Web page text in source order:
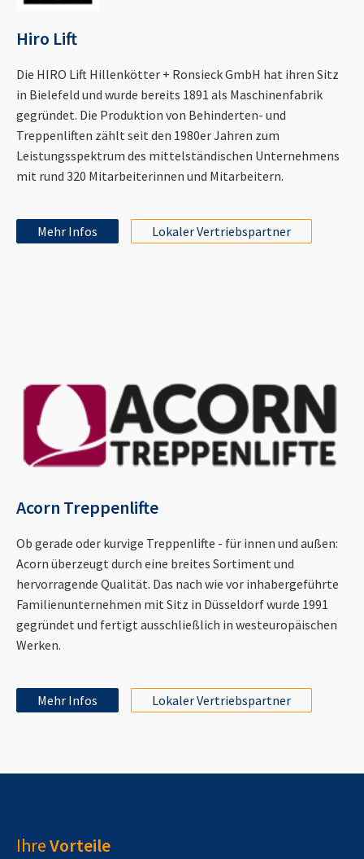
Hiro Lift
Die HIRO Lift Hillenkötter + Ronsieck GmbH hat ihren Sitz
in Bielefeld und wurde bereits 1891 als Maschinenfabrik
gegründet. Die Produktion von Behinderten- und
Treppenliften zählt seit den 1980er Jahren zum
Leistungsspektrum des mittelständischen Unternehmens
mit rund 320 Mitarbeiterinnen und Mitarbeitern.
Mehr Infos Lokaler Vertriebspartner
Acorn Treppenlifte
Ob gerade oder kurvige Treppenlifte - für innen und außen:
Acorn überzeugt durch eine breites Sortiment und
hervorragende Qualität. Das nach wie vor inhabergeführte
Familienunternehmen mit Sitz in Düsseldorf wurde 1991
gegründet und fertigt ausschließlich in westeuropäischen
Werken.
Mehr Infos Lokaler Vertriebspartner
IhreVorteile